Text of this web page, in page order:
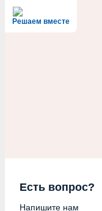
Решаем вместе
Есть вопрос?
Напишите нам